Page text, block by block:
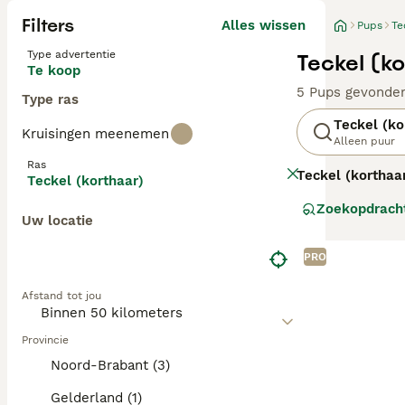
Filters Alles wissen
Type advertentie
Te koop
Type ras
Kruisingen meenemen
Ras
Teckel (korthaar)
Uw locatie
Afstand tot jou
Provincie
Noord-Brabant (3)
Gelderland (1)
Pups
Teckel
5 Pups
Teckel
Alleen puur
Teckel
korte, gladde
eigenaar en
geschikt voor
PRO